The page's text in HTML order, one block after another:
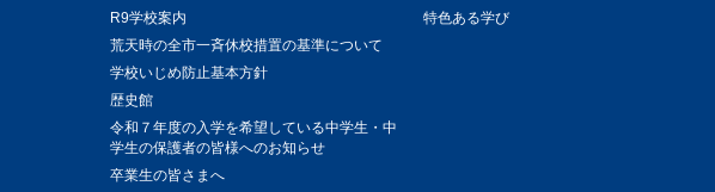
R9学校案内
荒天時の全市一斉休校措置の基準について
学校いじめ防止基本方針
歴史館
令和７年度の入学を希望している中学生・中
学生の保護者の皆様へのお知らせ
卒業生の皆さまへ
特色ある学び